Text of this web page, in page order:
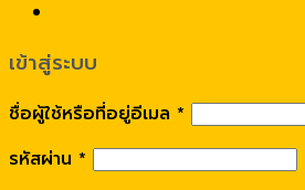
เข้าสู่ระบบ
ชื่อผู้ใช้หรือที่อยู่อีเมล *
รหัสผ่าน *